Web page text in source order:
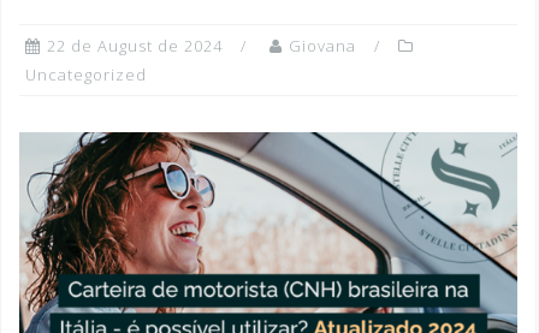
22 de August de 2024
Giovana
Uncategorized